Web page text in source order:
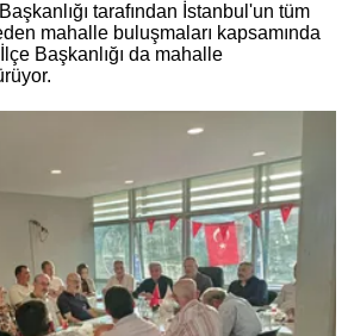
tarafından İstanbul'un tüm
mahalle buluşmaları kapsamında
Başkanlığı da mahalle